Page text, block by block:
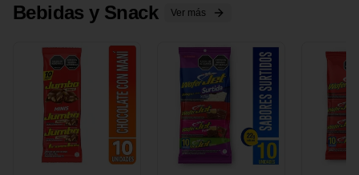
Bebidas y Snack Ver más